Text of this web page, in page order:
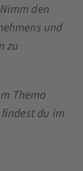
den
und
zu
Thema
du im